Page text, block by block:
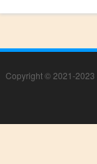
Copyright © 2021-2023